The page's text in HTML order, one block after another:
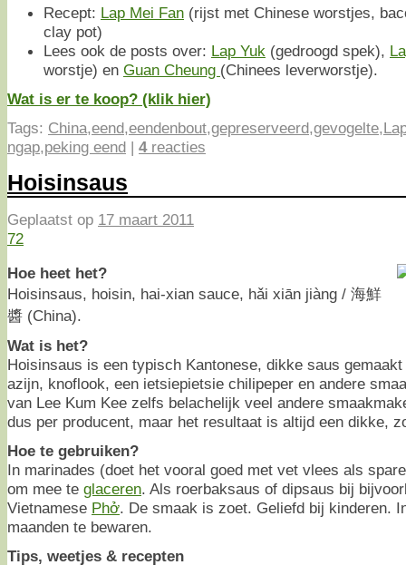
Recept: Lap Mei Fan (rijst met Chinese worstjes,
clay pot)
Lees ook de posts over: Lap Yuk (gedroogd spek),
worstje) en Guan Cheung (Chinees leverworstje).
Wat is er te koop? (klik hier)
Tags: China,eend,eendenbout,gepreserveerd,gevogelte,
ngap,peking eend | 4reacties
Hoisinsaus
Geplaatst op 17 maart 2011
72
Hoe heet het?
Hoisinsaus, hoisin, hai-xian sauce, hǎi xiān jiàng / 海鮮
醬 (China).
Wat is het?
Hoisinsaus is een typisch Kantonese, dikke saus
azijn, knoflook, een ietsiepietsie chilipeper en andere
van Lee Kum Kee zelfs belachelijk veel andere
dus per producent, maar het resultaat is altijd een dikke,
Hoe te gebruiken?
In marinades (doet het vooral goed met vet vlees als
om mee te glaceren. Als roerbaksaus of dipsaus bij
Vietnamese Phở. De smaak is zoet. Geliefd bij kinderen.
maanden te bewaren.
Tips, weetjes & recepten